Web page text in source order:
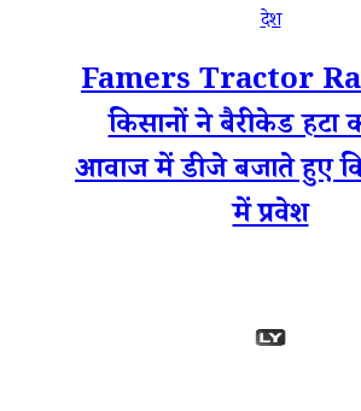
देश
Famers Tractor
किसानों ने बैरीकेड
आवाज में डीजे बजाते हुए
में प्रवेश